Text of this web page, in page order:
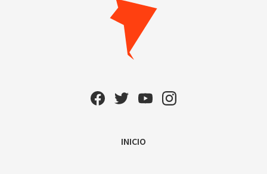
INICIO